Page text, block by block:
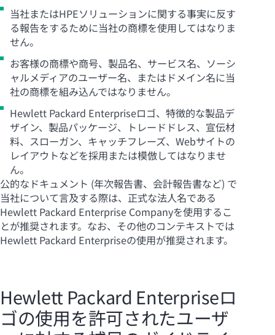
当社またはHPEソリューションに関する事実に反す
る報告をするために当社の商標を使用してはなりま
せん。
お客様の商標や商号、製品名、サービス名、ソーシ
ャルメディアのユーザー名、またはドメイン名に当
社の商標を組み込んではなりません。
Hewlett Packard Enterpriseロゴ、特徴的な製品デ
ザイン、製品パッケージ、トレードドレス、宣伝材
料、スローガン、キャッチフレーズ、Webサイトの
レイアウトなどを採用または模倣してはなりませ
ん。
公的なドキュメント (年次報告書、会計報告書など) で
当社について言及する際は、正式な法人名である
Hewlett Packard Enterprise Companyを使用するこ
とが推奨されます。なお、その他のコンテキストでは
Hewlett Packard Enterpriseの使用が推奨されます。
Hewlett Packard Enterpriseロ
ゴの使用を許可されたユーザ